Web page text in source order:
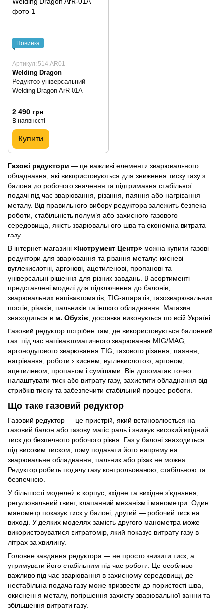
Новинка
Артикул: 514.AR01
Welding Dragon
Редуктор універсальний
Welding Dragon ArR-01A
2 490 грн
В наявності
Купити
Газові редуктори — це важливі елементи зварювального
обладнання, які використовуються для зниження тиску газу з
балона до робочого значення та підтримання стабільної
подачі під час зварювання, різання, паяння або нагрівання
металу. Від правильного вибору редуктора залежить безпека
роботи, стабільність полум’я або захисного газового
середовища, якість зварювального шва та економна витрата
газу.
В інтернет-магазині «Інструмент Центр» можна купити газові
редуктори для зварювання та різання металу: кисневі,
вуглекислотні, аргонові, ацетиленові, пропанові та
універсальні рішення для різних завдань. В асортименті
представлені моделі для підключення до балонів,
зварювальних напівавтоматів, TIG-апаратів, газозварювальних
постів, різаків, пальників та іншого обладнання. Магазин
знаходиться в м. Обухів , доставка виконується по всій Україні.
Газовий редуктор потрібен там, де використовується балонний
газ: під час напівавтоматичного зварювання MIG/MAG,
аргонодугового зварювання TIG, газового різання, паяння,
нагрівання, роботи з киснем, вуглекислотою, аргоном,
ацетиленом, пропаном і сумішами. Він допомагає точно
налаштувати тиск або витрату газу, захистити обладнання від
стрибків тиску та забезпечити стабільний процес роботи.
Що таке газовий редуктор
Газовий редуктор — це пристрій, який встановлюється на
газовий балон або газову магістраль і знижує високий вхідний
тиск до безпечного робочого рівня. Газ у балоні знаходиться
під високим тиском, тому подавати його напряму на
зварювальне обладнання, пальник або різак не можна.
Редуктор робить подачу газу контрольованою, стабільною та
безпечною.
У більшості моделей є корпус, вхідне та вихідне з’єднання,
регулювальний гвинт, клапанний механізм і манометри. Один
манометр показує тиск у балоні, другий — робочий тиск на
виході. У деяких моделях замість другого манометра може
використовуватися витратомір, який показує витрату газу в
літрах за хвилину.
Головне завдання редуктора — не просто знизити тиск, а
утримувати його стабільним під час роботи. Це особливо
важливо під час зварювання в захисному середовищі, де
нестабільна подача газу може призвести до пористості шва,
окиснення металу, погіршення захисту зварювальної ванни та
збільшення витрати газу.